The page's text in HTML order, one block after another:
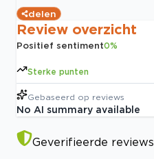
delen
Review overzicht
Positief sentiment0%
Sterke punten
Gebaseerd op reviews
No AI summary available
Geverifieerde reviews